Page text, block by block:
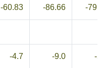
-60.83 -86.66 -
-4.7 -9.0 -